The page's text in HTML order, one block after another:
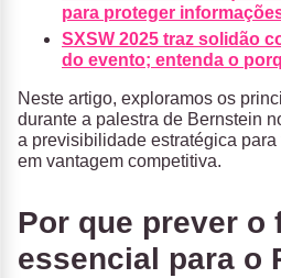
para proteger
SXSW 2025 traz solidão
do evento; entenda o
Neste artigo, exploramos os
durante a palestra de Bernstein
a previsibilidade estratégica
em vantagem competitiva.
Por que prever o
essencial para o